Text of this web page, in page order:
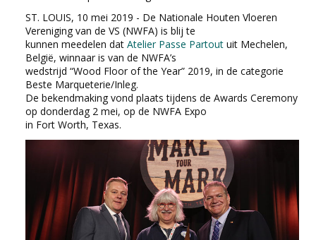
ST. LOUIS, 10 mei 2019 - De Nationale Houten Vloeren
Vereniging van de VS (NWFA) is blij te
kunnen meedelen dat Atelier Passe Partout uit Mechelen,
België, winnaar is van de NWFA’s
wedstrijd “Wood Floor of the Year” 2019, in de categorie
Beste Marqueterie/Inleg.
De bekendmaking vond plaats tijdens de Awards Ceremony
op donderdag 2 mei, op de NWFA Expo
in Fort Worth, Texas.